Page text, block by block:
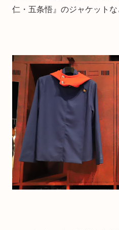
仁・五条悟』のジャケットな